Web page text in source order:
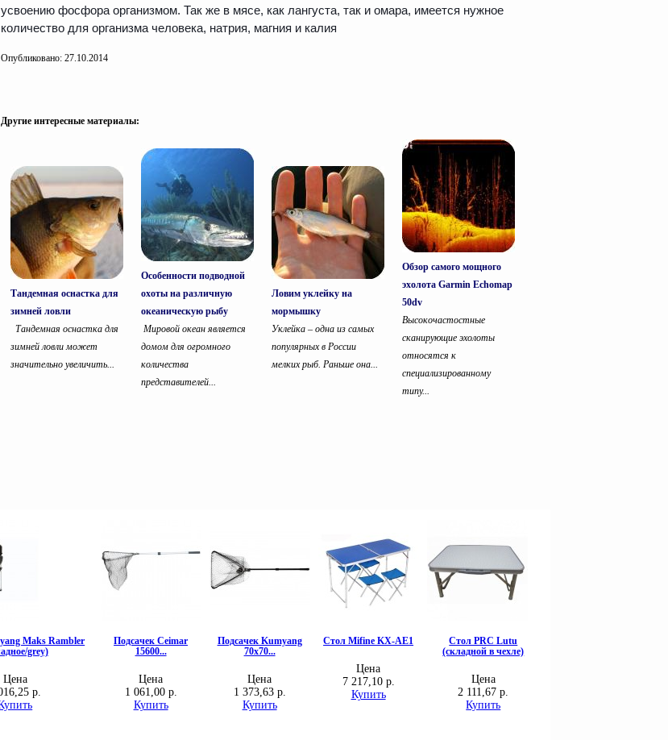
усвоению фосфора организмом. Так же в мясе, как лангуста, так и омара, имеется нужное
количество для организма человека, натрия, магния и калия
Опубликовано: 27.10.2014
Другие интересные материалы:
Тандемная оснастка для
зимней ловли
Тандемная оснастка для
зимней ловли может
значительно увеличить...
Особенности подводной
охоты на различную
океаническую рыбу
Мировой океан является
домом для огромного
количества
представителей...
Ловим уклейку на
мормышку
Уклейка – одна из самых
популярных в России
мелких рыб. Раньше она...
Обзор самого мощного
эхолота Garmin Echomap
50dv
Высокочастостные
сканирующие эхолоты
относятся к
специализированному
типу...